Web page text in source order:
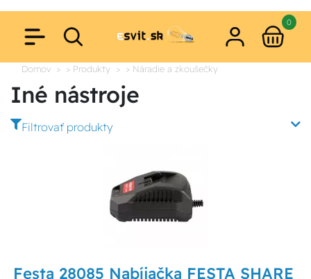
0
Domov > Produkty > Náradie a zkoušečky
Iné nástroje
Filtrovať produkty
Festa 28085 Nabíjačka FESTA SHARE